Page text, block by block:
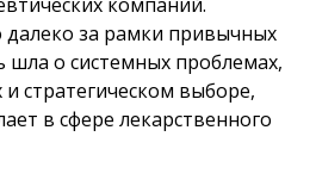
за рамки привычных
о системных проблемах,
стратегическом выборе,
в сфере лекарственного